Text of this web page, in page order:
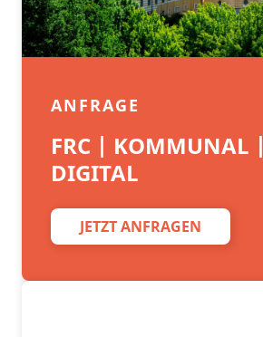
ANFRAGE
FRC | KOMMUNAL |
DIGITAL
JETZT ANFRAGEN